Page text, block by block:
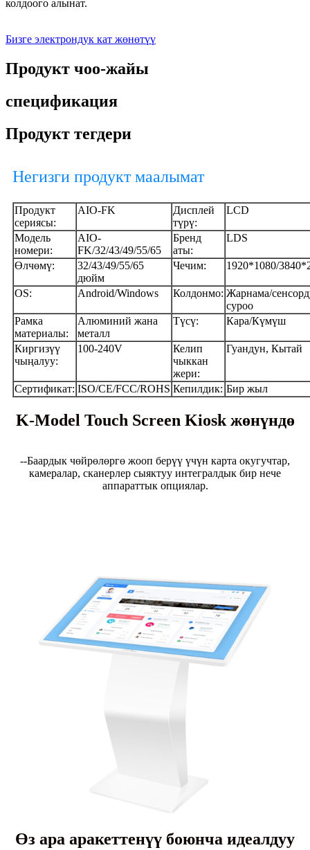
колдоого алынат.
Бизге электрондук кат жөнөтүү
Продукт чоо-жайы
спецификация
Продукт тегдери
Негизги продукт маалымат
Продукт
сериясы:
AIO-FK
Дисплей
түрү:
LCD
Модель
номери:
AIO-
FK/32/43/49/55/65
Бренд
аты:
LDS
Өлчөмү:
32/43/49/55/65
дюйм
Чечим: 1920*1080/
OS: Android/Windows Колдонмо: Жарнама/
суроо
Рамка
материалы:
Алюминий жана
металл
Түсү: Кара/Күмүш
Киргизүү
чыңалуу:
100-240V
Келип
чыккан
жери:
Гуандун, Кытай
Сертификат: ISO/CE/FCC/ROHS Кепилдик: Бир жыл
K-Model Touch Screen Kiosk жөнүндө
--Баардык чөйрөлөргө жооп берүү үчүн карта окугучтар,
камералар, сканерлер сыяктуу интегралдык бир нече
аппараттык опциялар.
Өз ара аракеттенүү боюнча идеалдуу